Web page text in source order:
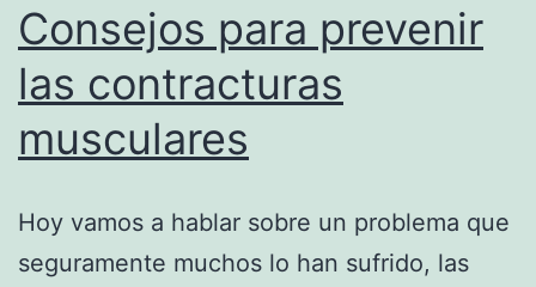
Consejos para prevenir
las contracturas
musculares
Hoy vamos a hablar sobre un problema que
seguramente muchos lo han sufrido, las